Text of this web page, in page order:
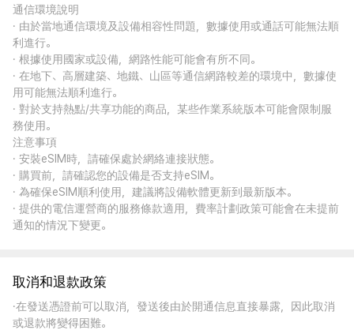
通信環境說明
· 由於當地通信環境及設備相容性問題，數據使用或通話可能無法順
利進行。
· 根據使用國家或設備，網路性能可能會有所不同。
· 在地下、高層建築、地鐵、山區等通信網路較差的環境中，數據使
用可能無法順利進行。
· 對於支持熱點/共享功能的商品，某些作業系統版本可能會限制服
務使用。
注意事項
· 安裝eSIM時，請確保處於網絡連接狀態。
· 購買前，請確認您的設備是否支持eSIM。
· 為確保eSIM順利使用，建議將設備軟體更新到最新版本。
· 提供的電信運營商的服務條款適用，費率計劃政策可能會在未提前
通知的情況下變更。
取消和退款政策
·在發送憑證前可以取消，發送後由於開通信息直接暴露，因此取消
或退款將變得困難。